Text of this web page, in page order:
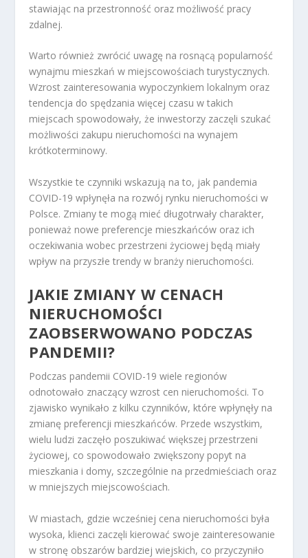
stawiając na przestronność oraz możliwość pracy
zdalnej.
Warto również zwrócić uwagę na rosnącą popularność
wynajmu mieszkań w miejscowościach turystycznych.
Wzrost zainteresowania wypoczynkiem lokalnym oraz
tendencja do spędzania więcej czasu w takich
miejscach spowodowały, że inwestorzy zaczęli szukać
możliwości zakupu nieruchomości na wynajem
krótkoterminowy.
Wszystkie te czynniki wskazują na to, jak pandemia
COVID-19 wpłynęła na rozwój rynku nieruchomości w
Polsce. Zmiany te mogą mieć długotrwały charakter,
ponieważ nowe preferencje mieszkańców oraz ich
oczekiwania wobec przestrzeni życiowej będą miały
wpływ na przyszłe trendy w branży nieruchomości.
JAKIE ZMIANY W CENACH
NIERUCHOMOŚCI
ZAOBSERWOWANO PODCZAS
PANDEMII?
Podczas pandemii COVID-19 wiele regionów
odnotowało znaczący wzrost cen nieruchomości. To
zjawisko wynikało z kilku czynników, które wpłynęły na
zmianę preferencji mieszkańców. Przede wszystkim,
wielu ludzi zaczęło poszukiwać większej przestrzeni
życiowej, co spowodowało zwiększony popyt na
mieszkania i domy, szczególnie na przedmieściach oraz
w mniejszych miejscowościach.
W miastach, gdzie wcześniej cena nieruchomości była
wysoka, klienci zaczęli kierować swoje zainteresowanie
w stronę obszarów bardziej wiejskich, co przyczyniło